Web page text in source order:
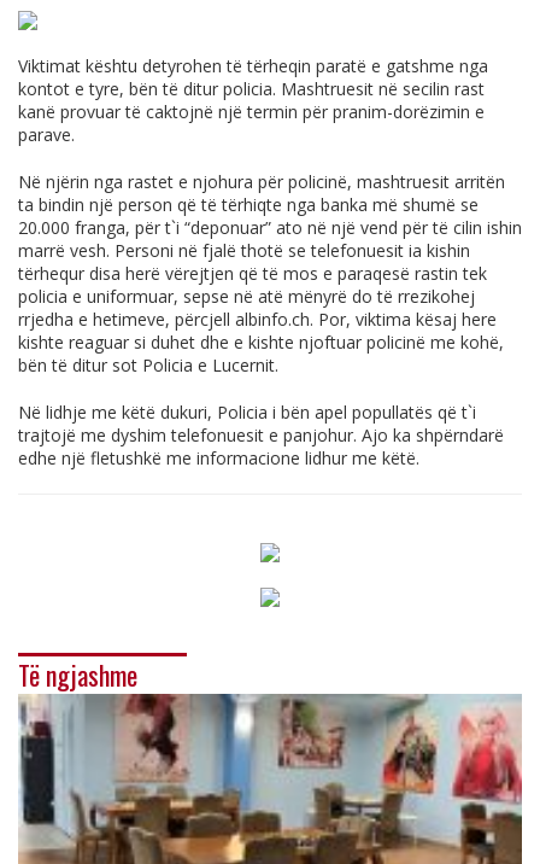
Viktimat kështu detyrohen të tërheqin paratë e gatshme nga
kontot e tyre, bën të ditur policia. Mashtruesit në secilin rast
kanë provuar të caktojnë një termin për pranim-dorëzimin e
parave.
Në njërin nga rastet e njohura për policinë, mashtruesit arritën
ta bindin një person që të tërhiqte nga banka më shumë se
20.000 franga, për t`i “deponuar” ato në një vend për të cilin ishin
marrë vesh. Personi në fjalë thotë se telefonuesit ia kishin
tërhequr disa herë vërejtjen që të mos e paraqesë rastin tek
policia e uniformuar, sepse në atë mënyrë do të rrezikohej
rrjedha e hetimeve, përcjell albinfo.ch. Por, viktima kësaj here
kishte reaguar si duhet dhe e kishte njoftuar policinë me kohë,
bën të ditur sot Policia e Lucernit.
Në lidhje me këtë dukuri, Policia i bën apel popullatës që t`i
trajtojë me dyshim telefonuesit e panjohur. Ajo ka shpërndarë
edhe një fletushkë me informacione lidhur me këtë.
Të ngjashme